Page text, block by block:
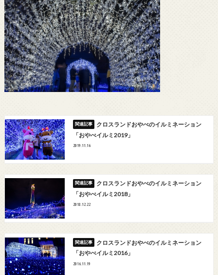
クロスランドおやべのイルミネーション
「おやべイルミ2019」
2019.11.16
クロスランドおやべのイルミネーション
「おやべイルミ2018」
2018.12.22
クロスランドおやべのイルミネーション
「おやべイルミ2016」
2016.11.19